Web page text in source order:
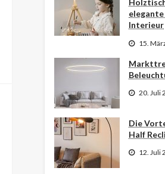
elegante
Interieur
15.
20. Juli
Die
Half
12. Juli